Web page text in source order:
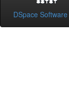
DSpace Software